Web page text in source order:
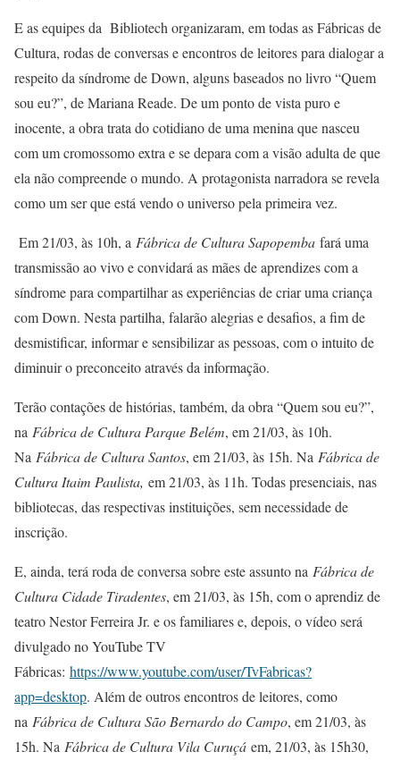
E as equipes da Bibliotech organizaram, em todas as Fábricas de
Cultura, rodas de conversas e encontros de leitores para dialogar a
respeito da síndrome de Down, alguns baseados no livro “Quem
sou eu?”, de Mariana Reade. De um ponto de vista puro e
inocente, a obra trata do cotidiano de uma menina que nasceu
com um cromossomo extra e se depara com a visão adulta de que
ela não compreende o mundo. A protagonista narradora se revela
como um ser que está vendo o universo pela primeira vez.
Em 21/03, às 10h, a Fábrica de Cultura Sapopemba fará uma
transmissão ao vivo e convidará as mães de aprendizes com a
síndrome para compartilhar as experiências de criar uma criança
com Down. Nesta partilha, falarão alegrias e desafios, a fim de
desmistificar, informar e sensibilizar as pessoas, com o intuito de
diminuir o preconceito através da informação.
Terão contações de histórias, também, da obra “Quem sou eu?”,
na Fábrica de Cultura Parque Belém, em 21/03, às 10h.
Na Fábrica de Cultura Santos, em 21/03, às 15h. Na Fábrica de
Cultura Itaim Paulista, em 21/03, às 11h. Todas presenciais, nas
bibliotecas, das respectivas instituições, sem necessidade de
inscrição.
E, ainda, terá roda de conversa sobre este assunto na Fábrica de
Cultura Cidade Tiradentes, em 21/03, às 15h, com o aprendiz de
teatro Nestor Ferreira Jr. e os familiares e, depois, o vídeo será
divulgado no YouTube TV
Fábricas: https://www.youtube.com/user/TvFabricas?
app=desktop. Além de outros encontros de leitores, como
na Fábrica de Cultura São Bernardo do Campo, em 21/03, às
15h. Na Fábrica de Cultura Vila Curuçá em, 21/03, às 15h30,